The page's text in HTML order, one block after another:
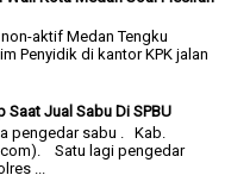
aktif Medan Tengku
Penyidik di kantor KPK jalan
Saat Jual Sabu Di SPBU
pengedar sabu . Kab.
Satu lagi pengedar
...